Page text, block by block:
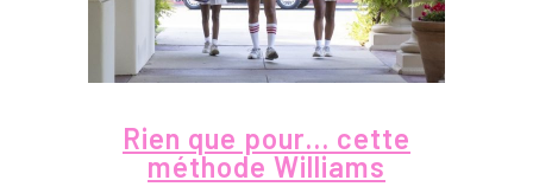
Rien que pour… cette
méthode Williams